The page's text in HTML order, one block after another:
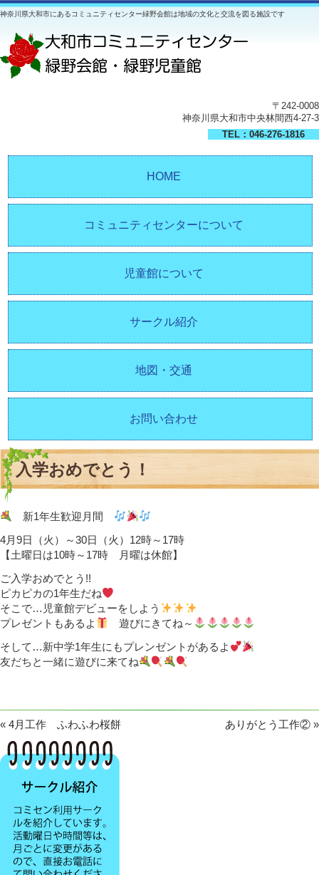
神奈川県大和市にあるコミュニティセンター緑野会館は地域の文化と交流を図る施設です
〒242-0008
神奈川県大和市中央林間西4-27-3
TEL：046-276-1816
HOME
コミュニティセンターについて
児童館について
サークル紹介
地図・交通
お問い合わせ
入学おめでとう！
新1年生歓迎月間
4月9日（火）～30日（火）12時～17時
【土曜日は10時～17時 月曜は休館】
ご入学おめでとう!!
ピカピカの1年生だね
そこで…児童館デビューをしよう
プレゼントもあるよ
遊びにきてね～
そして…新中学1年生にもプレンゼントがあるよ
友だちと一緒に遊びに来てね
« 4月工作 ふわふわ桜餅 ありがとう工作② »